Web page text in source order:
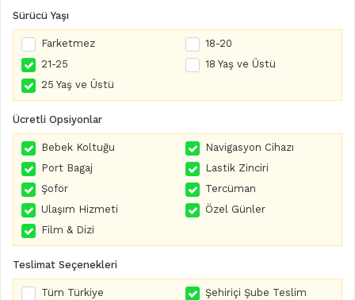
Sürücü Yaşı
Farketmez
18-20
21-25
18 Yaş ve Üstü
25 Yaş ve Üstü
Ücretli Opsiyonlar
Bebek Koltuğu
Navigasyon Cihazı
Port Bagaj
Lastik Zinciri
Şoför
Tercüman
Ulaşım Hizmeti
Özel Günler
Film & Dizi
Teslimat Seçenekleri
Tüm Türkiye
Şehiriçi Şube Teslim